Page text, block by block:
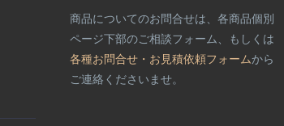
商品についてのお問合せは、各商品個別
ページ下部のご相談フォーム、もしくは
各種お問合せ・お見積依頼フォームから
ご連絡くださいませ。